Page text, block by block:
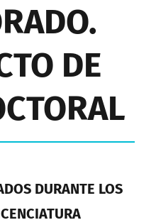
DE
DURANTE LOS